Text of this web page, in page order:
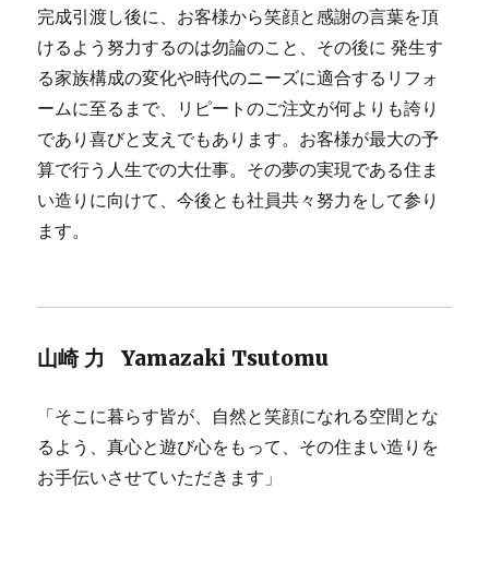
完成引渡し後に、お客様から笑顔と感謝の言葉を頂
けるよう努力するのは勿論のこと、その後に 発生す
る家族構成の変化や時代のニーズに適合するリフォ
ームに至るまで、リピートのご注文が何よりも誇り
であり喜びと支えでもあります。お客様が最大の予
算で行う人生での大仕事。その夢の実現である住ま
い造りに向けて、今後とも社員共々努力をして参り
ます。
山崎 力 Yamazaki Tsutomu
「そこに暮らす皆が、自然と笑顔になれる空間とな
るよう、真心と遊び心をもって、その住まい造りを
お手伝いさせていただきます」